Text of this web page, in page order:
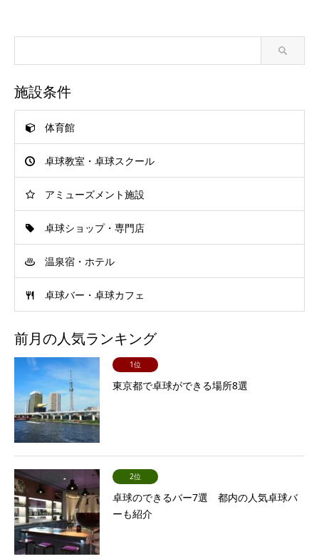
施設条件
体育館
卓球教室・卓球スクール
アミューズメント施設
卓球ショップ・専門店
温泉宿・ホテル
卓球バー・卓球カフェ
前月の人気ランキング
1位
東京都で卓球ができる場所8選
2位
卓球のできるバー7選 都内の人気卓球バ
ーも紹介